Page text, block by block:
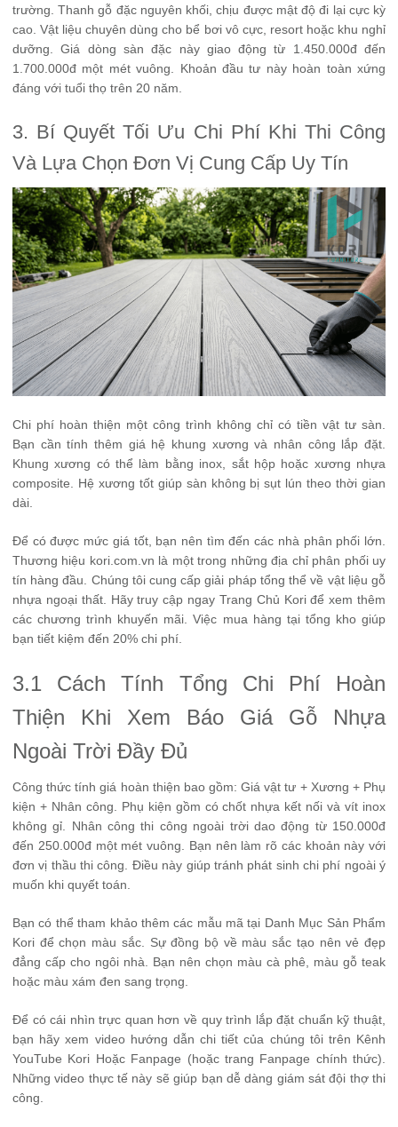
trường. Thanh gỗ đặc nguyên khối, chịu được mật độ đi lại cực kỳ
cao. Vật liệu chuyên dùng cho bể bơi vô cực, resort hoặc khu nghỉ
dưỡng. Giá dòng sàn đặc này giao động từ 1.450.000đ đến
1.700.000đ một mét vuông. Khoản đầu tư này hoàn toàn xứng
đáng với tuổi thọ trên 20 năm.
3. Bí Quyết Tối Ưu Chi Phí Khi Thi Công
Và Lựa Chọn Đơn Vị Cung Cấp Uy Tín
Chi phí hoàn thiện một công trình không chỉ có tiền vật tư sàn.
Bạn cần tính thêm giá hệ khung xương và nhân công lắp đặt.
Khung xương có thể làm bằng inox, sắt hộp hoặc xương nhựa
composite. Hệ xương tốt giúp sàn không bị sụt lún theo thời gian
dài.
Để có được mức giá tốt, bạn nên tìm đến các nhà phân phối lớn.
Thương hiệu kori.com.vn là một trong những địa chỉ phân phối uy
tín hàng đầu. Chúng tôi cung cấp giải pháp tổng thể về vật liệu gỗ
nhựa ngoại thất. Hãy truy cập ngay Trang Chủ Koriđể xem thêm
các chương trình khuyến mãi. Việc mua hàng tại tổng kho giúp
bạn tiết kiệm đến 20% chi phí.
3.1 Cách Tính Tổng Chi Phí Hoàn
Thiện Khi Xem Báo Giá Gỗ Nhựa
Ngoài Trời Đầy Đủ
Công thức tính giá hoàn thiện bao gồm: Giá vật tư + Xương + Phụ
kiện + Nhân công. Phụ kiện gồm có chốt nhựa kết nối và vít inox
không gỉ. Nhân công thi công ngoài trời dao động từ 150.000đ
đến 250.000đ một mét vuông. Bạn nên làm rõ các khoản này với
đơn vị thầu thi công. Điều này giúp tránh phát sinh chi phí ngoài ý
muốn khi quyết toán.
Bạn có thể tham khảo thêm các mẫu mã tại Danh Mục Sản Phẩm
Kori để chọn màu sắc. Sự đồng bộ về màu sắc tạo nên vẻ đẹp
đẳng cấp cho ngôi nhà. Bạn nên chọn màu cà phê, màu gỗ teak
hoặc màu xám đen sang trọng.
Để có cái nhìn trực quan hơn về quy trình lắp đặt chuẩn kỹ thuật,
bạn hãy xem video hướng dẫn chi tiết của chúng tôi trên Kênh
YouTube Kori Hoặc Fanpage (hoặc trang Fanpage chính thức).
Những video thực tế này sẽ giúp bạn dễ dàng giám sát đội thợ thi
công.